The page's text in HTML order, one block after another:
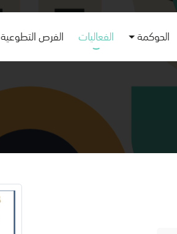
الحوكمة الفعاليات الفرص التطوعية